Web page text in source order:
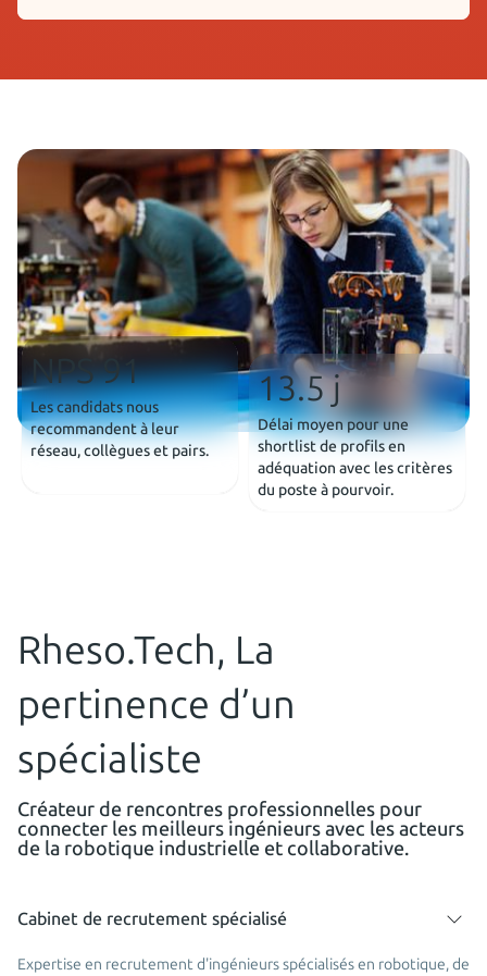
NPS 91
Les candidats nous
recommandent à leur
réseau, collègues et pairs.
13.5 j
Délai moyen pour une
shortlist de profils en
adéquation avec les critères
du poste à pourvoir.
Rheso.Tech, La
pertinence d’un
spécialiste
Créateur de rencontres professionnelles pour
connecter les meilleurs ingénieurs avec les acteurs
de la robotique industrielle et collaborative.
Cabinet de recrutement spécialisé
Expertise en recrutement d'ingénieurs spécialisés en robotique, de